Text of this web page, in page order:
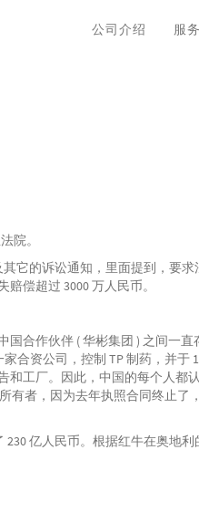
公司介绍 服务
院。
它的诉讼通知，里面提到，要求
偿超过 3000 万人民币。
国合作伙伴 ( 华彬集团 ) 之间一直
合资公司，控制 TP 制药，并于
和工厂。因此，中国的每个人都
有者，因为去年执照合同终止了
亿人民币。根据红牛在奥地利